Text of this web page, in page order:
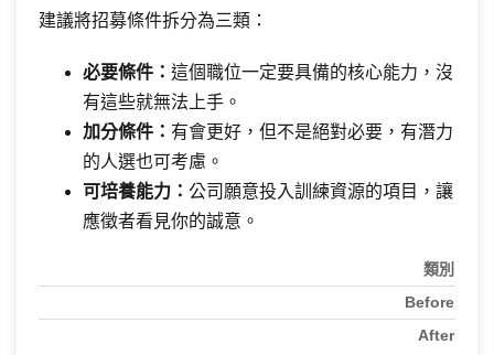
建議將招募條件拆分為三類：
必要條件： 這個職位一定要具備的核心能力，沒
有這些就無法上手。
加分條件： 有會更好，但不是絕對必要，有潛力
的人選也可考慮。
可培養能力： 公司願意投入訓練資源的項目，讓
應徵者看見你的誠意。
類別
Before
After